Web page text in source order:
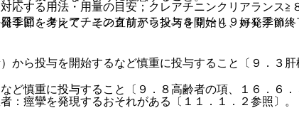
節を考えて、その直前から投与を開始し、好発季節終
痙攣を発現するおそれがある〔１１．１．２参照〕。
応する用法・用量の目安；クレアチニンクリアランス
１回、クレアチニンクリアランス３０〜４９ｍＬ／ｍ
ら投与を開始するなど慎重に投与すること〔９．３肝
慎重に投与すること〔９．８高齢者の項、１６．６．